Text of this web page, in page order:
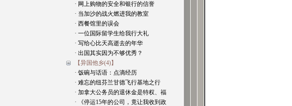
· 网上购物的安全和银行的信誉
· 当加沙的战火燃进我的教室
· 西餐馆里的误会
· 一位国际留学生给我行大礼
· 写给心比天高逝去的年华
· 出国其实因为不够优秀？
【异国他乡(4)】
· 饭碗与话语：点滴经历
· 难忘的纽芬兰甘德飞行基地之行
· 加拿大公务员的退休金是特权、福
· 《停运15年的公司，竟让我收到政